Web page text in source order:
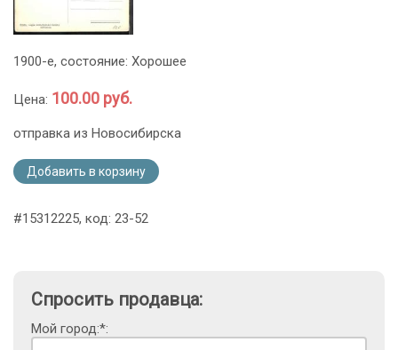
1900-е, состояние: Хорошее
Цена: 100.00 руб.
отправка из Новосибирска
Добавить в корзину
#15312225, код: 23-52
Спросить продавца:
Мой город:*: